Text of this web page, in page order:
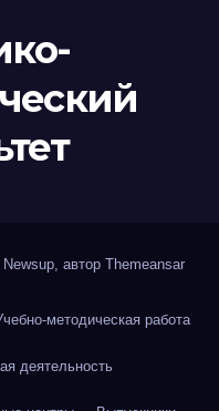
автор Themeansar
методическая работа
деятельность